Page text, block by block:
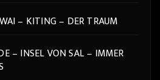
– KITING – DER TRAUM
– INSEL VON SAL – IMMER